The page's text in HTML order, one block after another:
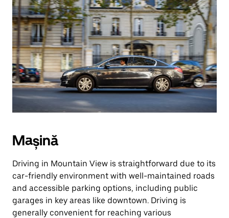
Mașină
Driving in Mountain View is straightforward due to its
car-friendly environment with well-maintained roads
and accessible parking options, including public
garages in key areas like downtown. Driving is
generally convenient for reaching various